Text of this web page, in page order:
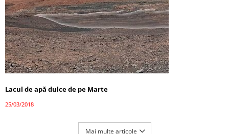
Lacul de apă dulce de pe Marte
25/03/2018
Mai multe articole